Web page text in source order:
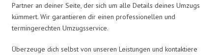
Partner an deiner Seite, der sich um alle Details deines Umzugs
kümmert. Wir garantieren dir einen professionellen und
termingerechten Umzugsservice.
Überzeuge dich selbst von unseren Leistungen und kontaktiere